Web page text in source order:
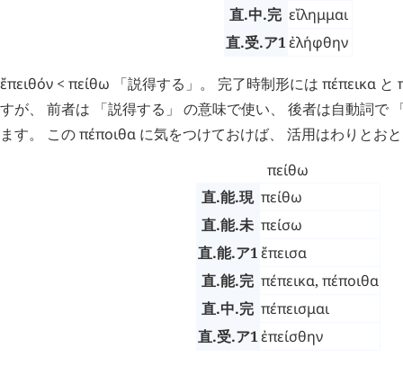
直.中.完 εἴλημμαι
直.受.ア1ἐλήφθην
ἔπειθόν < πείθω 「説得する」。 完了時制形には πέπεικα と
すが、 前者は 「説得する」 の意味で使い、 後者は自動詞で
ます。 このπέποιθα に気をつけておけば、 活用はわりとお
πείθω
直.能.現 πείθω
直.能.未 πείσω
直.能.ア1ἔπεισα
直.能.完 πέπεικα, πέποιθα
直.中.完 πέπεισμαι
直.受.ア1ἐπείσθην